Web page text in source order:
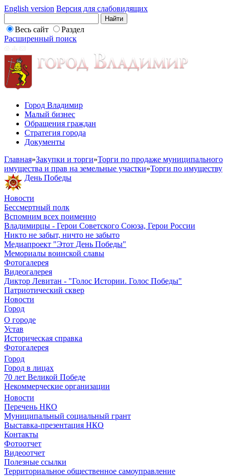
English version Версия для слабовидящих
Весь сайт
Раздел
Расширенный поиск
Город Владимир
Малый бизнес
Обращения граждан
Стратегия города
Документы
Главная»Закупки и торги»Торги по продаже муниципального
имущества и прав на земельные участки»Торги по имуществу
День Победы
Новости
Бессмертный полк
Вспомним всех поименно
Владимирцы - Герои Советского Союза, Герои России
Никто не забыт, ничто не забыто
Медиапроект "Этот День Победы"
Мемориалы воинской славы
Фотогалерея
Видеогалерея
Диктор Левитан - "Голос Истории. Голос Победы"
Патриотический сквер
Новости
Город
О городе
Устав
Историческая справка
Фотогалерея
Город
Город в лицах
70 лет Великой Победе
Некоммерческие организации
Новости
Перечень НКО
Муниципальный социальный грант
Выставка-презентация НКО
Контакты
Фотоотчет
Видеоотчет
Полезные ссылки
Территориальное общественное самоуправление